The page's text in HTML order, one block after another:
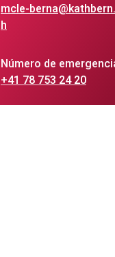
mcle-
h
Número de
+41 78 753 24 20